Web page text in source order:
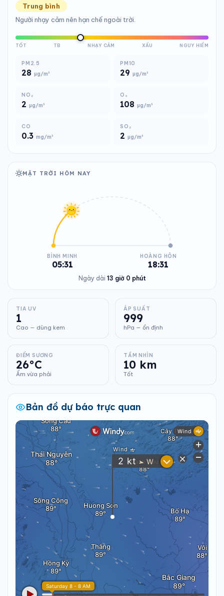
Trung bình
Người nhạy cảm nên hạn chế ngoài trời.
TỐT TB NHẠY CẢM XẤU NGUY HIỂM
PM2.5
28 µg/m³
PM10
29 µg/m³
NO₂
2 µg/m³
O₃
108 µg/m³
CO
0.3 mg/m³
SO₂
2 µg/m³
MẶT TRỜI HÔM NAY
BÌNH MINH
05:31
HOÀNG HÔN
18:31
Ngày dài 13 giờ 0 phút
TIA UV
1
Cao — dùng kem
ÁP SUẤT
999
hPa — ổn định
ĐIỂM SƯƠNG
26°C
Ẩm vừa phải
TẦM NHÌN
10 km
Tốt
Bản đồ dự báo trực quan